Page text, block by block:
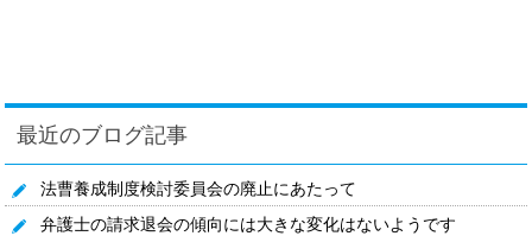
最近のブログ記事
法曹養成制度検討委員会の廃止にあたって
弁護士の請求退会の傾向には大きな変化はないようです